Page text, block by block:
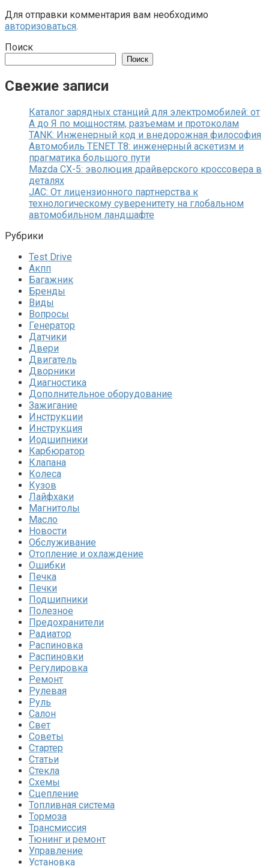
Для отправки комментария вам необходимо
авторизоваться.
Поиск
Поиск
Свежие записи
Каталог зарядных станций для электромобилей: от
А до Я по мощностям, разъемам и протоколам
TANK: Инженерный код и внедорожная философия
Автомобиль TENET T8: инженерный аскетизм и
прагматика большого пути
Mazda CX-5: эволюция драйверского кроссовера в
деталях
JAC: От лицензионного партнерства к
технологическому суверенитету на глобальном
автомобильном ландшафте
Рубрики
Test Drive
Акпп
Багажник
Бренды
Виды
Вопросы
Генератор
Датчики
Двери
Двигатель
Дворники
Диагностика
Дополнительное оборудование
Зажигание
Инструкции
Инструкция
Иодшипники
Карбюратор
Клапана
Колеса
Кузов
Лайфхаки
Магнитолы
Масло
Новости
Обслуживание
Отопление и охлаждение
Ошибки
Печка
Печки
Подшипники
Полезное
Предохранители
Радиатор
Распиновка
Распиновки
Регулировка
Ремонт
Рулевая
Руль
Салон
Свет
Советы
Стартер
Статьи
Стекла
Схемы
Сцепление
Топливная система
Тормоза
Трансмиссия
Тюнинг и ремонт
Управление
Установка